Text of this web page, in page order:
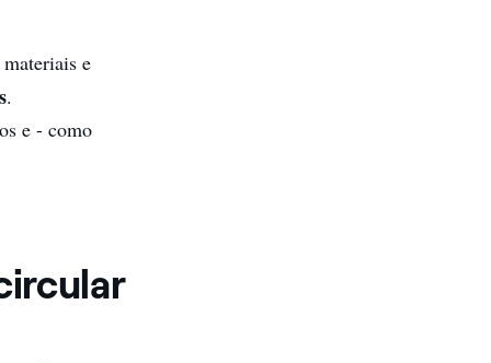
e
.
e - como